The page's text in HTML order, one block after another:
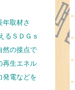
取材さ
るＳＤＧｓ
然の接点で
再生エネル
発電などを